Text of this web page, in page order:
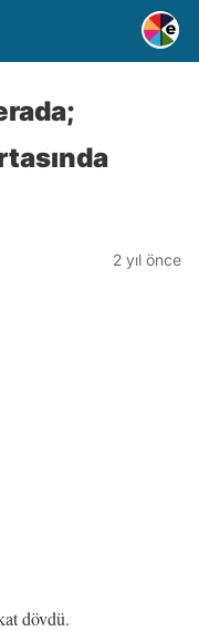
2 yıl önce
dövdü.